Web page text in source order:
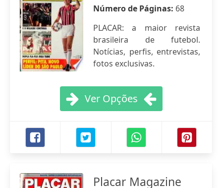
Número de Páginas: 68
PLACAR: a maior revista
brasileira de futebol.
Notícias, perfis, entrevistas,
fotos exclusivas.
Ver Opções
Placar Magazine